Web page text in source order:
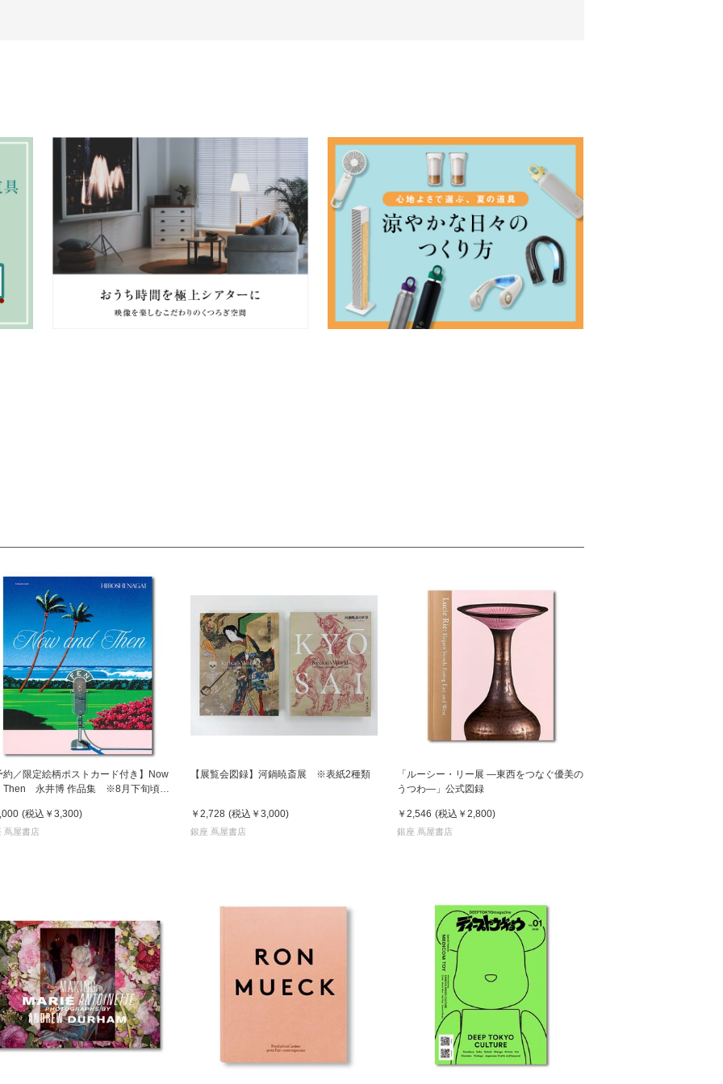
約／限定絵柄ポストカード付き】Now
Then 永井博 作品集 ※8月下旬頃の
(税込 ￥3,300)
蔦屋書店
【展覧会図録】河鍋暁斎展 ※表紙2種類
￥2,728 (税込 ￥3,000)
銀座 蔦屋書店
「ルーシー・リー展 ―東西をつなぐ優美の
うつわ―」公式図録
￥2,546 (税込 ￥2,800)
銀座 蔦屋書店